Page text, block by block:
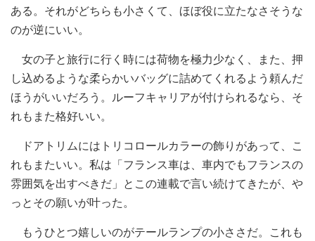
ある。それがどちらも小さくて、ほぼ役に立たなさそうな
のが逆にいい。
女の子と旅行に行く時には荷物を極力少なく、また、押
し込めるような柔らかいバッグに詰めてくれるよう頼んだ
ほうがいいだろう。ルーフキャリアが付けられるなら、そ
れもまた格好いい。
ドアトリムにはトリコロールカラーの飾りがあって、こ
れもまたいい。私は「フランス車は、車内でもフランスの
雰囲気を出すべきだ」とこの連載で言い続けてきたが、や
っとその願いが叶った。
もうひとつ嬉しいのがテールランプの小ささだ。これも